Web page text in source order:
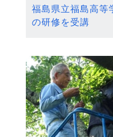
福島県立福島高等
の研修を受講